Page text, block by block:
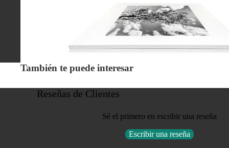
También te puede interesar
Reseñas de Clientes
Sé el primero en escribir una reseña
Escribir una reseña